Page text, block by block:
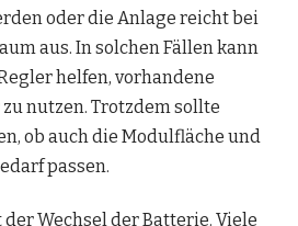
oder die Anlage reicht bei
aus. In solchen Fällen kann
helfen, vorhandene
nutzen. Trotzdem sollte
ob auch die Modulfläche und
passen.
Wechsel der Batterie. Viele